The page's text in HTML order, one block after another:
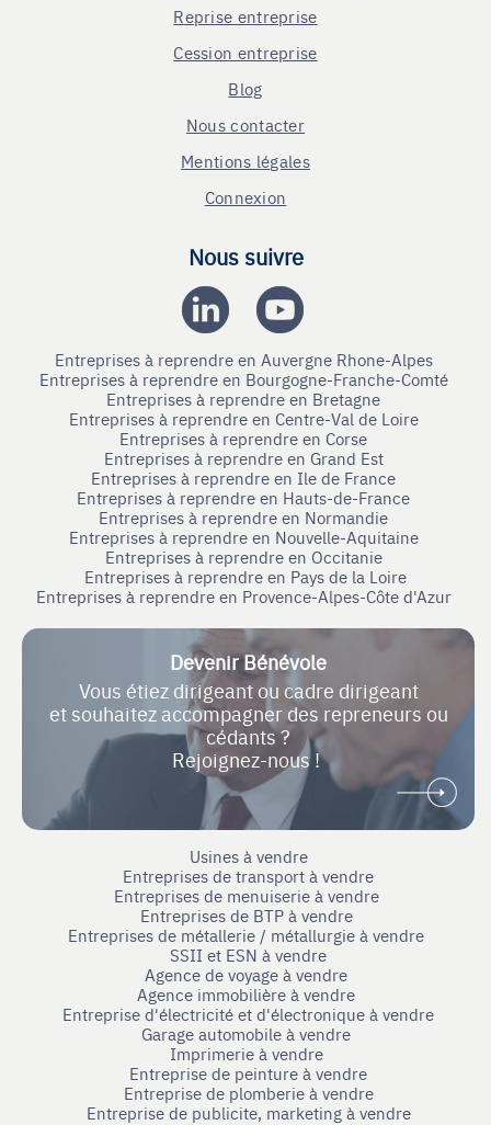
Reprise entreprise
Cession entreprise
Blog
Nous contacter
Mentions légales
Connexion
Nous suivre
Entreprises à reprendre en Auvergne Rhone-Alpes
Entreprises à reprendre en Bourgogne-Franche-Comté
Entreprises à reprendre en Bretagne
Entreprises à reprendre en Centre-Val de Loire
Entreprises à reprendre en Corse
Entreprises à reprendre en Grand Est
Entreprises à reprendre en Ile de France
Entreprises à reprendre en Hauts-de-France
Entreprises à reprendre en Normandie
Entreprises à reprendre en Nouvelle-Aquitaine
Entreprises à reprendre en Occitanie
Entreprises à reprendre en Pays de la Loire
Entreprises à reprendre en Provence-Alpes-Côte d'Azur
Devenir Bénévole
Vous étiez dirigeant ou cadre dirigeant
et souhaitez accompagner des repreneurs ou
cédants ?
Rejoignez-nous !
Usines à vendre
Entreprises de transport à vendre
Entreprises de menuiserie à vendre
Entreprises de BTP à vendre
Entreprises de métallerie / métallurgie à vendre
SSII et ESN à vendre
Agence de voyage à vendre
Agence immobilière à vendre
Entreprise d'électricité et d'électronique à vendre
Garage automobile à vendre
Imprimerie à vendre
Entreprise de peinture à vendre
Entreprise de plomberie à vendre
Entreprise de publicite, marketing à vendre